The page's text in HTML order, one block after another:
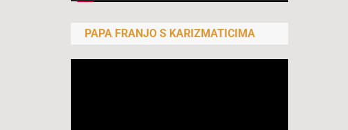
PAPA FRANJO S KARIZMATICIMA